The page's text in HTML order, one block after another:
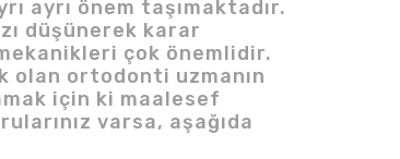
ayrı önem taşımaktadır.
düşünerek karar
çok önemlidir.
olan ortodonti uzmanın
için ki maalesef
varsa, aşağıda